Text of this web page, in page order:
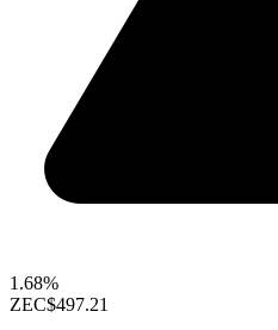
1.68%
ZEC$497.21